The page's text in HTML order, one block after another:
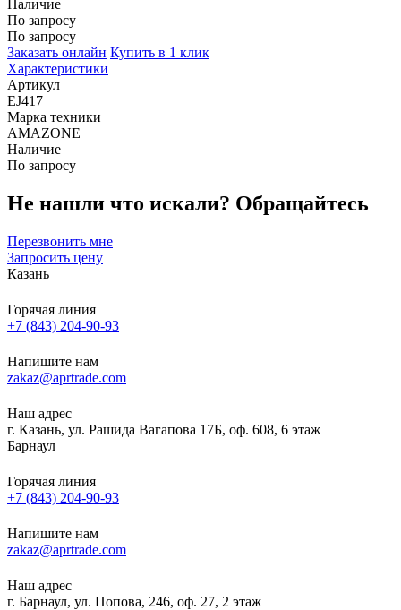
Наличие
По запросу
По запросу
Заказать онлайн Купить в 1 клик
Характеристики
Артикул
EJ417
Марка техники
AMAZONE
Наличие
По запросу
Не нашли что искали? Обращайтесь
Перезвонить мне
Запросить цену
Казань
Горячая линия
+7 (843) 204-90-93
Напишите нам
zakaz@aprtrade.com
Наш адрес
г. Казань, ул. Рашида Вагапова 17Б, оф. 608, 6 этаж
Барнаул
Горячая линия
+7 (843) 204-90-93
Напишите нам
zakaz@aprtrade.com
Наш адрес
г. Барнаул, ул. Попова, 246, оф. 27, 2 этаж